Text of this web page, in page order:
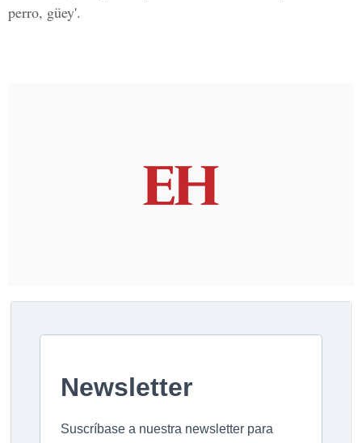
perro, güey'.